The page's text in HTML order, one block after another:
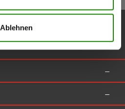
Ablehnen